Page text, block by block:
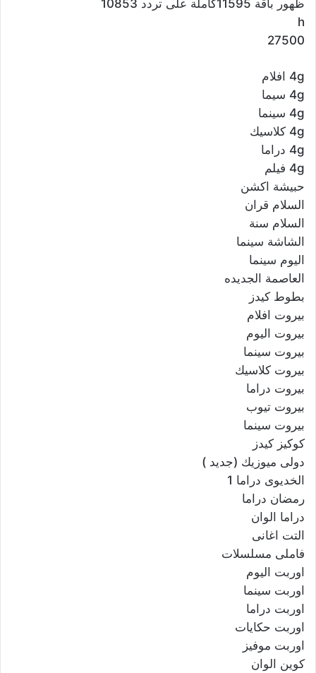
ظهور باقة 11595كاملة على تردد 10853
h
27500
4g افلام
4g سيما
4g سينما
4g كلاسيك
4g دراما
4g فيلم
حبيشة اكشن
السلام قران
السلام سنة
الشاشة سينما
اليوم سينما
العاصمة الجديده
بطوط كيدز
بيروت افلام
بيروت اليوم
بيروت سينما
بيروت كلاسيك
بيروت دراما
بيروت تيوب
بيروت سينما
كوكيز كيدز
دولى ميوزيك (جديد )
الخديوى دراما 1
رمضان دراما
دراما الوان
التت اغانى
فاملى مسلسلات
اوربت اليوم
اوربت سينما
اوربت دراما
اوربت حكايات
اوربت موفيز
كوين الوان